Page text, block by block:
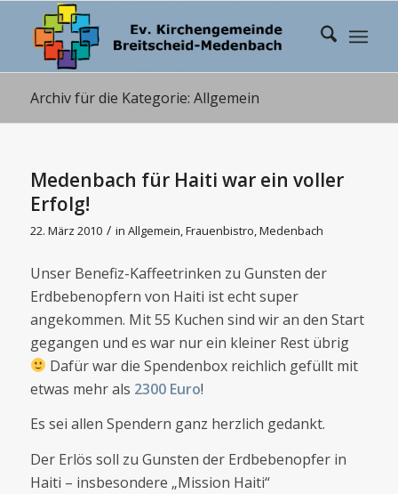
Archiv für die Kategorie: Allgemein
Medenbach für Haiti war ein voller
Erfolg!
22. März 2010 / in Allgemein,Frauenbistro,Medenbach
Unser Benefiz-Kaffeetrinken zu Gunsten der
Erdbebenopfern von Haiti ist echt super
angekommen. Mit 55 Kuchen sind wir an den Start
gegangen und es war nur ein kleiner Rest übrig
Dafür war die Spendenbox reichlich gefüllt mit
etwas mehr als 2300 Euro!
Es sei allen Spendern ganz herzlich gedankt.
Der Erlös soll zu Gunsten der Erdbebenopfer in
Haiti – insbesondere „Mission Haiti“